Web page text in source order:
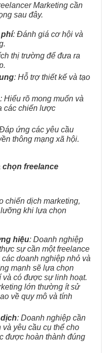
Marketing cần
sau đây.
phí: Đánh giá cơ hội và
thị trường để đưa ra
: Hỗ trợ thiết kế và tạo
: Hiểu rõ mong muốn và
các chiến lược
ứng các yêu cầu
thông mạng xã hội.
chọn freelance
chiến dịch marketing,
khi lựa chọn
hiệu: Doanh nghiệp
sự cần một freelance
doanh nghiệp nhỏ và
mạnh sẽ lựa chọn
và có được sự linh hoạt.
lớn thường ít sử
về quy mô và tính
: Doanh nghiệp cần
yêu cầu cụ thể cho
được hoàn thành đúng